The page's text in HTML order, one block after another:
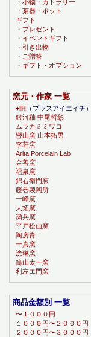
・ 小物・カトラリー
・ 茶器・ポット
ギフト
・ プレゼント
・ イベントギフト
・ 引き出物
・ ご贈答
・ ギフト・オプション
窯元・作家 一覧
+IH
（プラスアイエイチ）
銀河釉 中尾哲彰
ムラカミミワコ
巒山窯 山本拓男
李荘窯
Arita Porcelain Lab
金善窯
福泉窯
錦右衛門窯
藤巻製陶所
一峰窯
大拓窯
瀬兵窯
平戸松山窯
陶房青
一真窯
洸琳窯
筒山太一窯
利左エ門窯
商品金額別 一覧
〜１０００円
１０００円〜２０００円
２０００円〜３０００円